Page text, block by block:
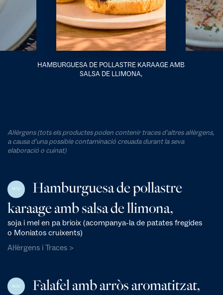
HAMBURGUESA DE POLLASTRE KARAAGE AMB
SALSA DE LLIMONA,
Al·lèrgens (tots els productes poden contenir traces d'altres al·lèrgens,
a causa d'una possible contaminació creuada durant la seva
elaboració o cuinat)
NOU
Hamburguesa de pollastre
karaage amb salsa de llimona,
soja i mel en pa brioix (acompanya-la de patates fregides
o Moniatos cruixents)
Al·lèrgens i Traces >
NOU Falafel amb arròs aromatitzat,